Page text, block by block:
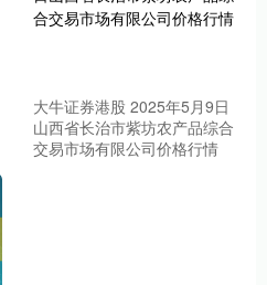
大牛证券港股 2025年5月9日
山西省长治市紫坊农产品综合
交易市场有限公司价格行情